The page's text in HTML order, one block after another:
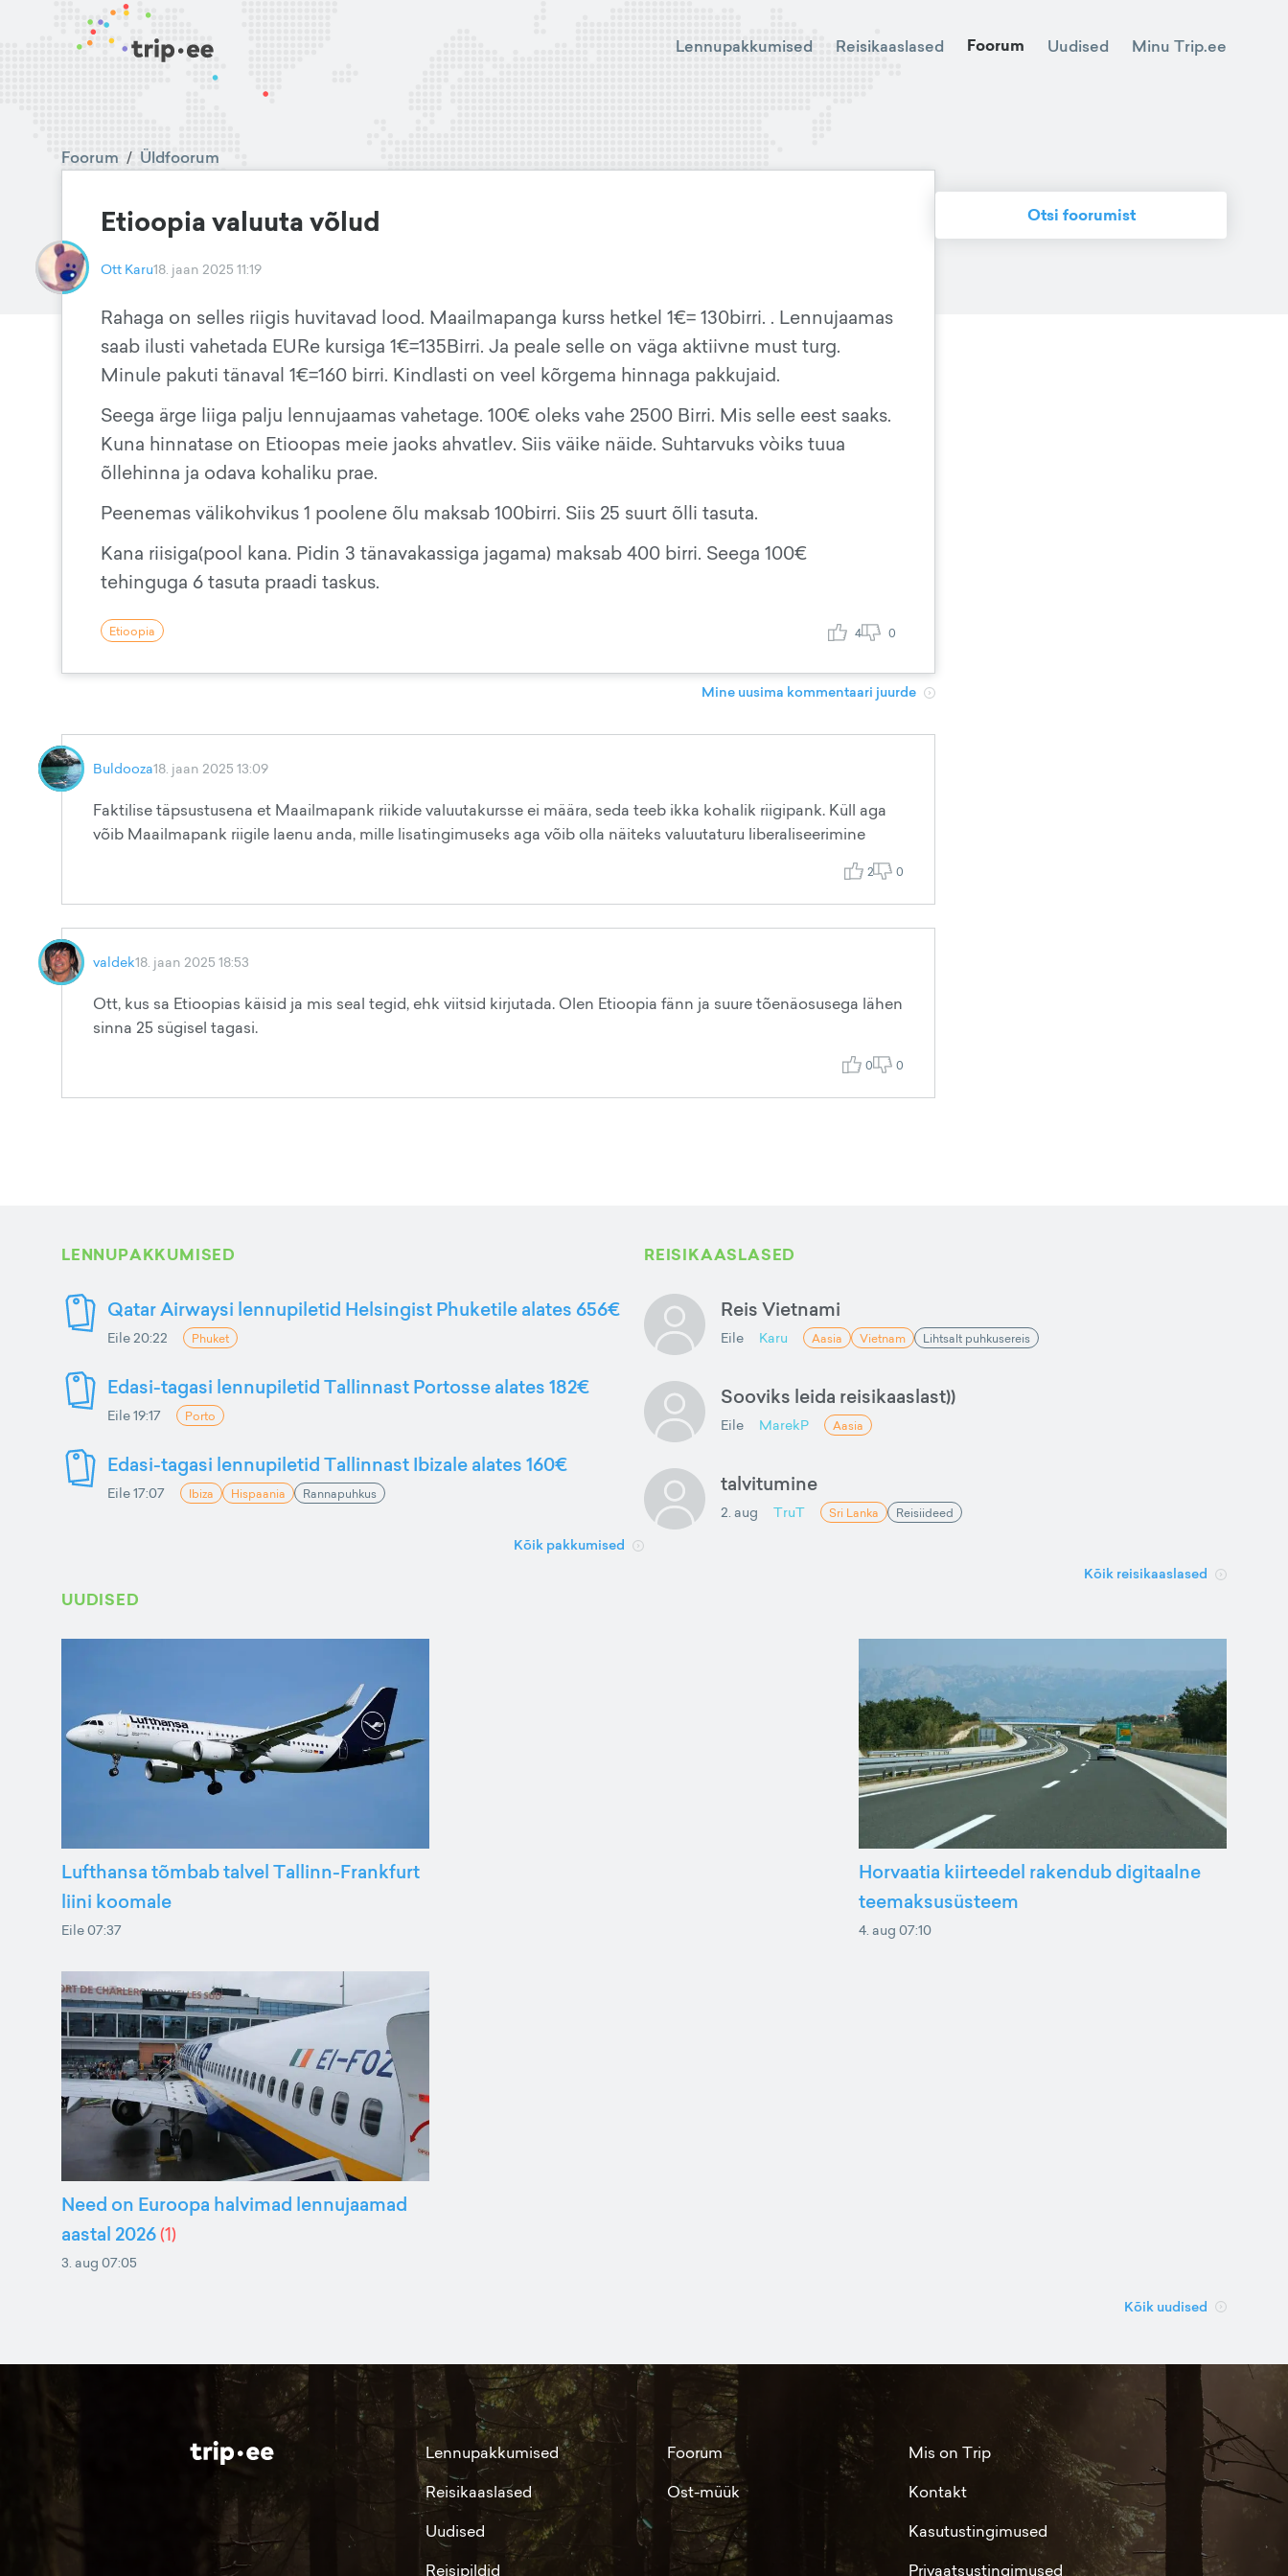
Lennupakkumised Reisikaaslased Foorum Uudised Minu Trip.ee
Foorum / Üldfoorum
Etioopia valuuta võlud
Ott Karu18. jaan 2025 11:19
Rahaga on selles riigis huvitavad lood. Maailmapanga kurss hetkel 1€= 130birri. . Lennujaamas
saab ilusti vahetada EURe kursiga 1€=135Birri. Ja peale selle on väga aktiivne must turg.
Minule pakuti tänaval 1€=160 birri. Kindlasti on veel kõrgema hinnaga pakkujaid.
Seega ärge liiga palju lennujaamas vahetage. 100€ oleks vahe 2500 Birri. Mis selle eest saaks.
Kuna hinnatase on Etioopas meie jaoks ahvatlev. Siis väike näide. Suhtarvuks vòiks tuua
õllehinna ja odava kohaliku prae.
Peenemas välikohvikus 1 poolene õlu maksab 100birri. Siis 25 suurt õlli tasuta.
Kana riisiga(pool kana. Pidin 3 tänavakassiga jagama) maksab 400 birri. Seega 100€
tehinguga 6 tasuta praadi taskus.
Etioopia 4 0
Mine uusima kommentaari juurde
Buldooza18. jaan 2025 13:09
Faktilise täpsustusena et Maailmapank riikide valuutakursse ei määra, seda teeb ikka kohalik riigipank. Küll aga
võib Maailmapank riigile laenu anda, mille lisatingimuseks aga võib olla näiteks valuutaturu liberaliseerimine
2 0
valdek18. jaan 2025 18:53
Ott, kus sa Etioopias käisid ja mis seal tegid, ehk viitsid kirjutada. Olen Etioopia fänn ja suure tõenäosusega lähen
sinna 25 sügisel tagasi.
0 0
Otsi foorumist
LENNUPAKKUMISED
Qatar Airwaysi lennupiletid Helsingist Phuketile alates 656€
Eile 20:22 Phuket
Edasi-tagasi lennupiletid Tallinnast Portosse alates 182€
Eile 19:17 Porto
Edasi-tagasi lennupiletid Tallinnast Ibizale alates 160€
Eile 17:07 Ibiza Hispaania Rannapuhkus
Kõik pakkumised
REISIKAASLASED
Reis Vietnami
Eile Karu Aasia Vietnam Lihtsalt puhkusereis
Sooviks leida reisikaaslast))
Eile MarekP Aasia
talvitumine
2. aug TruT Sri Lanka Reisiideed
Kõik reisikaaslased
UUDISED
Lufthansa tõmbab talvel Tallinn-Frankfurt
liini koomale
Eile 07:37
Horvaatia kiirteedel rakendub digitaalne
teemaksusüsteem
4. aug 07:10
Need on Euroopa halvimad lennujaamad
aastal 2026(1)
3. aug 07:05
Kõik uudised
Lennupakkumised
Reisikaaslased
Uudised
Reisipildid
Foorum
Ost-müük
Mis on Trip
Kontakt
Kasutustingimused
Privaatsustingimused